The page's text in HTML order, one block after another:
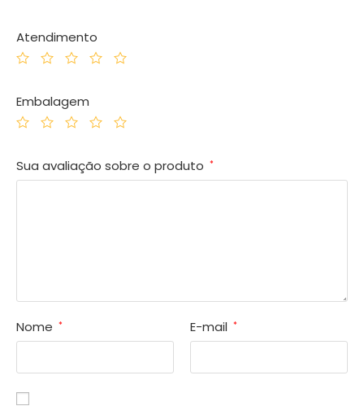
Atendimento
Embalagem
Sua avaliação sobre o produto *
Nome * E-mail *